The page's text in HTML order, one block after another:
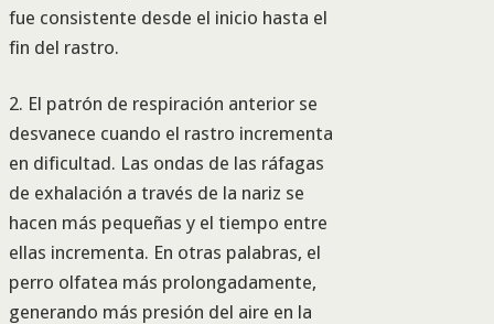
fue consistente desde el inicio hasta el
fin del rastro.
2. El patrón de respiración anterior se
desvanece cuando el rastro incrementa
en dificultad. Las ondas de las ráfagas
de exhalación a través de la nariz se
hacen más pequeñas y el tiempo entre
ellas incrementa. En otras palabras, el
perro olfatea más prolongadamente,
generando más presión del aire en la